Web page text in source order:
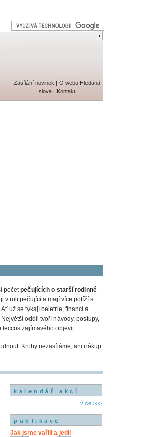
Zasílání novinek | O webu Hledaná
slova | Kontakt
početpečujících o starší rodinné
v roli pečující a mají více potíží s
Ať už se týkají beletrie, financí a
oddíl tvoří návody, postupy,
leccos zajímavého objevit.
Knihy nezasíláme, ani nákup
kalendář akcí
více >>>
publikace
Jak jsme vařili a jedli